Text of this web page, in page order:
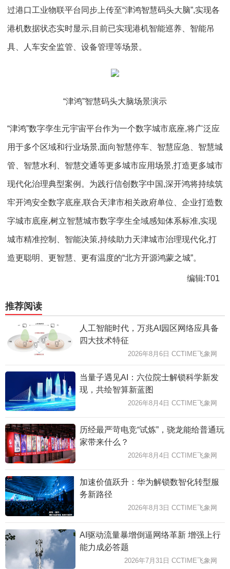
过港口工业物联平台同步上传至“津鸿智慧码头大脑”,实现各
港机数据状态实时显示,目前已实现港机智能巡养、智能吊
具、人车安全监管、设备管理等场景。
“津鸿”智慧码头大脑场景演示
“津鸿”数字孪生元宇宙平台作为一个数字城市底座,将广泛应
用于多个区域和行业场景,面向智慧停车、智慧应急、智慧城
管、智慧水利、智慧交通等更多城市应用场景,打造更多城市
现代化治理典型案例。为践行信创数字中国,深开鸿将持续筑
牢开鸿安全数字底座,联合天津市相关政府单位、企业打造数
字城市底座,树立智慧城市数字孪生全域感知体系标准,实现
城市精准控制、智能决策,持续助力天津城市治理现代化,打
造更聪明、更智慧、更有温度的“北方开源鸿蒙之城”。
编辑:T01
推荐阅读
人工智能时代，万兆AI园区网络应具备
四大技术特征
2026年8月6日 CCTIME飞象网
当量子遇见AI：六位院士解锁科学新发
现，共绘智算新蓝图
2026年8月4日 CCTIME飞象网
历经最严苛电竞“试炼”，骁龙能给普通玩
家带来什么？
2026年8月4日 CCTIME飞象网
加速价值跃升：华为解锁数智化转型服
务新路径
2026年8月3日 CCTIME飞象网
AI驱动流量暴增倒逼网络革新 增强上行
能力成必答题
2026年7月31日 CCTIME飞象网